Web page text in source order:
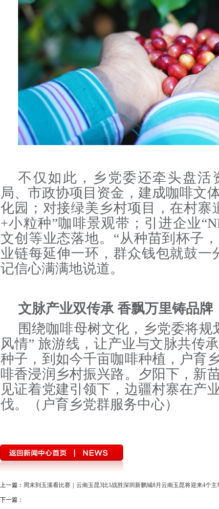
不仅如此，乡党委还牵头盘活
局、市政协项目资金，建成咖啡文
化园；对接绿美乡村项目，在村寨
+小粒种”咖啡景观带；引进企业
文创等业态落地。“从种苗到杯子
业链每延伸一环，群众钱包就鼓一
记信心满满地说道。
文脉产业双传承 香飘万里铸品牌
围绕咖啡母树文化，乡党委将规
风情” 旅游线，让产业与文脉共传
种子，到如今千亩咖啡种植，户育
啡香浸润乡村振兴路。夕阳下，新
见证着党建引领下，边疆村寨在产
伐。（户育乡党群服务中心）
上一篇： 周末到玉溪看比赛｜云南玉昆3比1战胜深圳新鹏城8月云南玉昆将迎来4个主
下一篇：